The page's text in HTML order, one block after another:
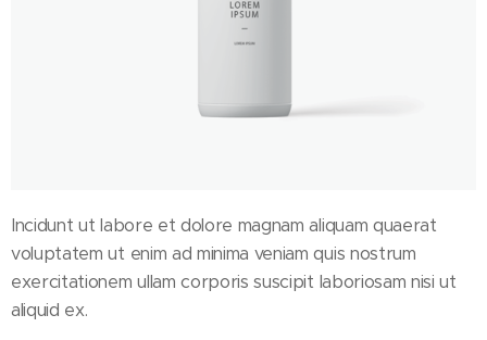
Incidunt ut labore et dolore magnam aliquam quaerat
voluptatem ut enim ad minima veniam quis nostrum
exercitationem ullam corporis suscipit laboriosam nisi ut
aliquid ex.